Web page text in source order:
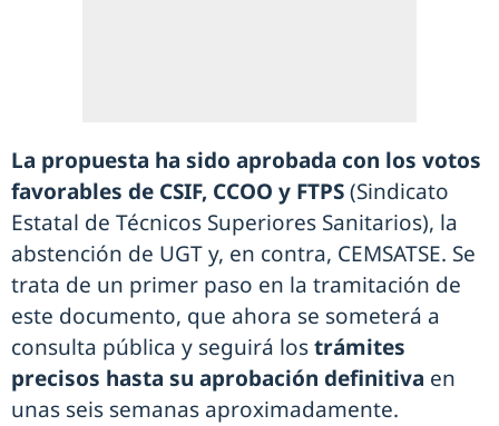
La propuesta ha sido aprobada con los votos
favorables de CSIF, CCOO y FTPS(Sindicato
Estatal de Técnicos Superiores Sanitarios), la
abstención de UGT y, en contra, CEMSATSE. Se
trata de un primer paso en la tramitación de
este documento, que ahora se someterá a
consulta pública y seguirá lostrámites
precisos hasta su aprobación definitiva en
unas seis semanas aproximadamente.